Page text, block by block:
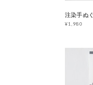
¥1,980